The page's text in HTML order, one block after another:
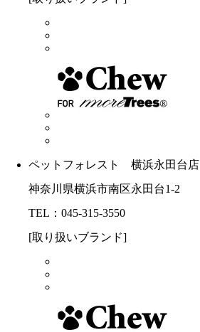
ペットフォレスト 横浜永田台店
神奈川県横浜市南区永田台1-2
TEL：045-315-3550
[取り扱いブランド]